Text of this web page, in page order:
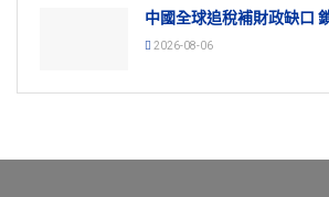
中國全球追稅補財政缺口
2026-08-06